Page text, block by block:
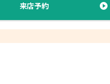
来店予約